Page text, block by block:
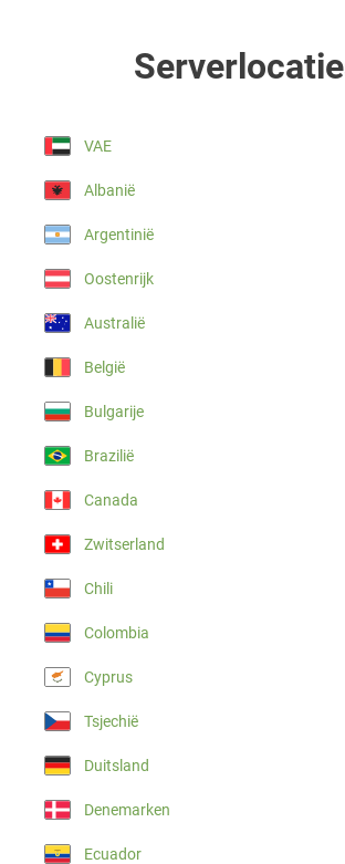
VAE
Albanië
Argentinië
Oostenrijk
Australië
België
Bulgarije
Brazilië
Canada
Zwitserland
Chili
Colombia
Cyprus
Tsjechië
Duitsland
Denemarken
Ecuador